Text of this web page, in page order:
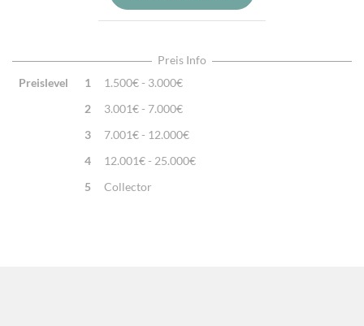
Traditionell handgewebt
Preis Info
Preislevel
1
1.500€ - 3.000€
2
3.001€ - 7.000€
3
7.001€ - 12.000€
4
12.001€ - 25.000€
5
Collector